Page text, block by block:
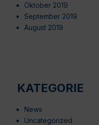
Oktober 2019
September 2019
August 2019
KATEGORIE
News
Uncategorized